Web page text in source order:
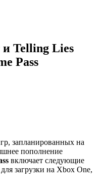
и Telling Lies
Pass
запланированных на
пополнение
включает следующие
загрузки на Xbox One,